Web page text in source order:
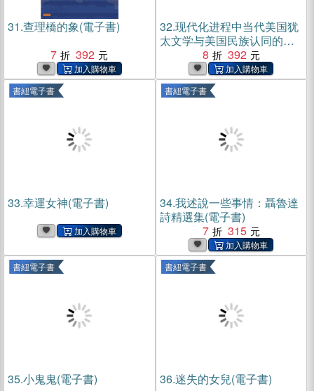
31.查理橋的象(電子書)
7
392
32.现代化进程中当代美国犹
太文学与美国民族认同的建
构研究(電子書)
8 392
書紐電子書
33.幸運女神(電子書)
書紐電子書
34.我述說一些事情：聶魯達
詩精選集(電子書)
7
315
書紐電子書
35.小鬼鬼(電子書)
書紐電子書
36.迷失的女兒(電子書)